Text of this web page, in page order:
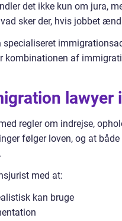
det ikke kun om jura,
sker der, hvis jobbet
specialiseret
af
lawyer
regler om indrejse,
følger loven, og at
med at:
kan bruge